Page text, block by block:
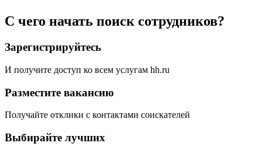
С чего начать поиск сотрудников?
Зарегистрируйтесь
И получите доступ ко всем услугам hh.ru
Разместите вакансию
Получайте отклики с контактами соискателей
Выбирайте лучших